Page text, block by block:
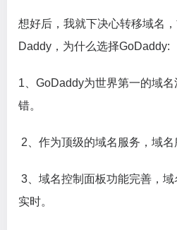
想好后，我就下决心转移域名
Daddy，为什么选择GoDaddy:
1、GoDaddy为世界第一的域
错。
2、作为顶级的域名服务，域
3、域名控制面板功能完善，
实时。